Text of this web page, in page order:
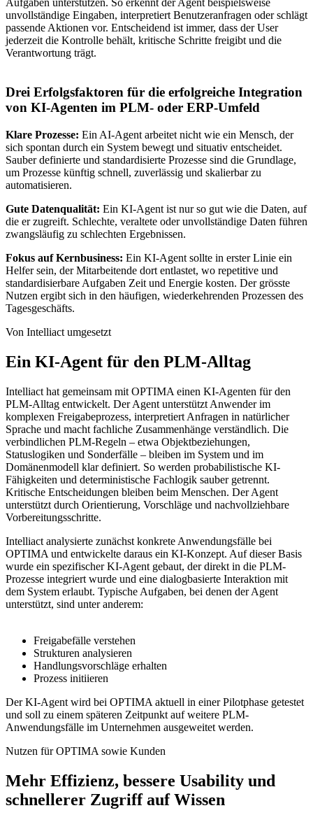
unvollständige Eingaben, interpretiert Benutzeranfragen oder schlägt
passende Aktionen vor. Entscheidend ist immer, dass der User
jederzeit die Kontrolle behält, kritische Schritte freigibt und die
Verantwortung trägt.
Drei Erfolgsfaktoren für die erfolgreiche Integration
von KI-Agenten im PLM- oder ERP-Umfeld
Klare Prozesse: Ein AI-Agent arbeitet nicht wie ein Mensch, der
sich spontan durch ein System bewegt und situativ entscheidet.
Sauber definierte und standardisierte Prozesse sind die Grundlage,
um Prozesse künftig schnell, zuverlässig und skalierbar zu
automatisieren.
Gute Datenqualität: Ein KI-Agent ist nur so gut wie die Daten, auf
die er zugreift. Schlechte, veraltete oder unvollständige Daten führen
zwangsläufig zu schlechten Ergebnissen.
Fokus auf Kernbusiness: Ein KI-Agent sollte in erster Linie ein
Helfer sein, der Mitarbeitende dort entlastet, wo repetitive und
standardisierbare Aufgaben Zeit und Energie kosten. Der grösste
Nutzen ergibt sich in den häufigen, wiederkehrenden Prozessen des
Tagesgeschäfts.
Von Intelliact umgesetzt
Ein KI-Agent für den PLM-Alltag
Intelliact hat gemeinsam mit OPTIMA einen KI-Agenten für den
PLM-Alltag entwickelt. Der Agent unterstützt Anwender im
komplexen Freigabeprozess, interpretiert Anfragen in natürlicher
Sprache und macht fachliche Zusammenhänge verständlich. Die
verbindlichen PLM-Regeln – etwa Objektbeziehungen,
Statuslogiken und Sonderfälle – bleiben im System und im
Domänenmodell klar definiert. So werden probabilistische KI-
Fähigkeiten und deterministische Fachlogik sauber getrennt.
Kritische Entscheidungen bleiben beim Menschen. Der Agent
unterstützt durch Orientierung, Vorschläge und nachvollziehbare
Vorbereitungsschritte.
Intelliact analysierte zunächst konkrete Anwendungsfälle bei
OPTIMA und entwickelte daraus ein KI-Konzept. Auf dieser Basis
wurde ein spezifischer KI-Agent gebaut, der direkt in die PLM-
Prozesse integriert wurde und eine dialogbasierte Interaktion mit
dem System erlaubt. Typische Aufgaben, bei denen der Agent
unterstützt, sind unter anderem:
Freigabefälle verstehen
Strukturen analysieren
Handlungsvorschläge erhalten
Prozess initiieren
Der KI-Agent wird bei OPTIMA aktuell in einer Pilotphase getestet
und soll zu einem späteren Zeitpunkt auf weitere PLM-
Anwendungsfälle im Unternehmen ausgeweitet werden.
Nutzen für OPTIMA sowie Kunden
Mehr Effizienz, bessere Usability und
schnellerer Zugriff auf Wissen